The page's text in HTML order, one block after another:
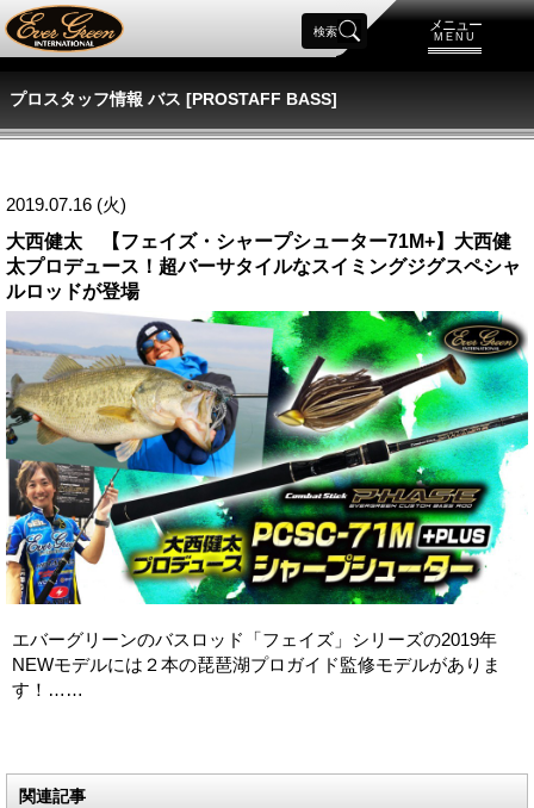
メニュー
MENU
検索
プロスタッフ情報 バス [PROSTAFF BASS]
2019.07.16 (火)
大西健太 【フェイズ・シャープシューター71M+】大西健
太プロデュース！超バーサタイルなスイミングジグスペシャ
ルロッドが登場
エバーグリーンのバスロッド「フェイズ」シリーズの2019年
NEWモデルには２本の琵琶湖プロガイド監修モデルがありま
す！……
関連記事